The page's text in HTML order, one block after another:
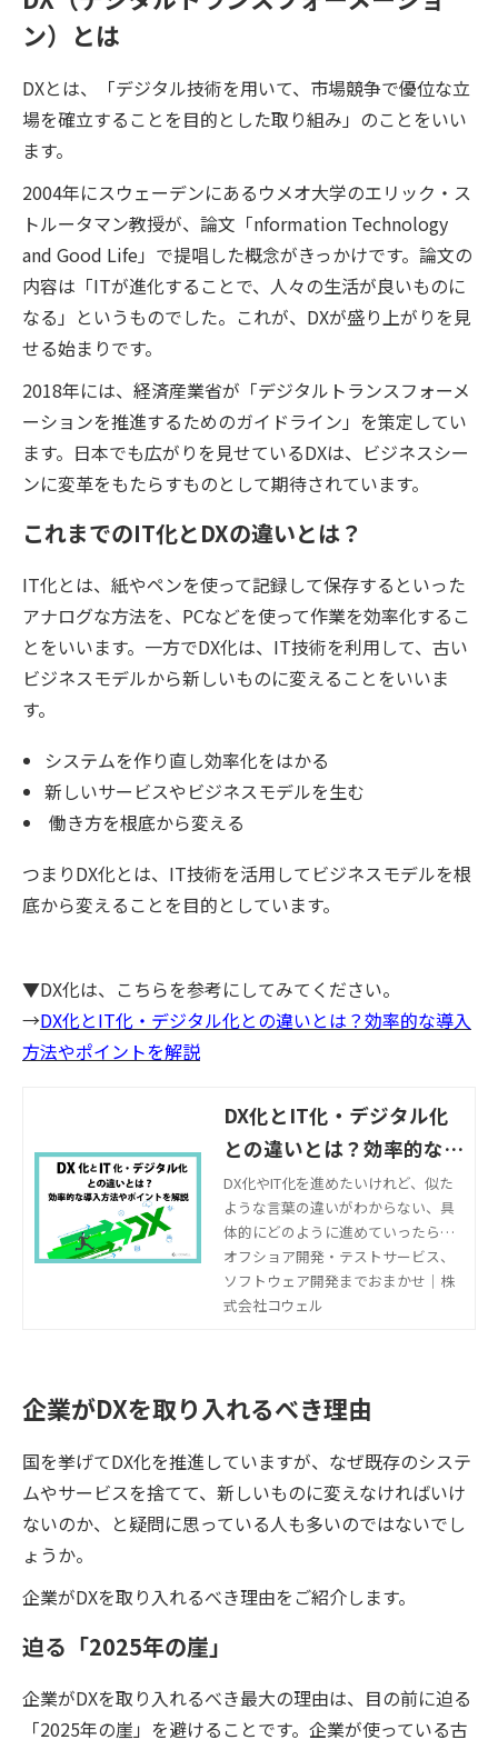
ン）とは
DXとは、「デジタル技術を用いて、市場競争で優位な立
場を確立することを目的とした取り組み」のことをいい
ます。
2004年にスウェーデンにあるウメオ大学のエリック・ス
トルータマン教授が、論文「nformation Technology
and Good Life」で提唱した概念がきっかけです。論文の
内容は「ITが進化することで、人々の生活が良いものに
なる」というものでした。これが、DXが盛り上がりを見
せる始まりです。
2018年には、経済産業省が「デジタルトランスフォーメ
ーションを推進するためのガイドライン」を策定してい
ます。日本でも広がりを見せているDXは、ビジネスシー
ンに変革をもたらすものとして期待されています。
これまでのIT化とDXの違いとは？
IT化とは、紙やペンを使って記録して保存するといった
アナログな方法を、PCなどを使って作業を効率化するこ
とをいいます。一方でDX化は、IT技術を利用して、古い
ビジネスモデルから新しいものに変えることをいいま
す。
システムを作り直し効率化をはかる
新しいサービスやビジネスモデルを生む
働き方を根底から変える
つまりDX化とは、IT技術を活用してビジネスモデルを根
底から変えることを目的としています。
▼DX化は、こちらを参考にしてみてください。
→DX化とIT化・デジタル化との違いとは？効率的な導入
方法やポイントを解説
DX化とIT化・デジタル化
との違いとは？効率的な導
入方法やポイントを解説
DX化やIT化を進めたいけれど、似た
ような言葉の違いがわからない、具
体的にどのように進めていったらよ
いかわからないという方は多いでし
ょう。そこで、DX化やIT化の意味や
違いはもちろん、具体的な進め方に
オフショア開発・テストサービス、
ソフトウェア開発までおまかせ｜株
式会社コウェル
企業がDXを取り入れるべき理由
国を挙げてDX化を推進していますが、なぜ既存のシステ
ムやサービスを捨てて、新しいものに変えなければいけ
ないのか、と疑問に思っている人も多いのではないでし
ょうか。
企業がDXを取り入れるべき理由をご紹介します。
迫る「2025年の崖」
企業がDXを取り入れるべき最大の理由は、目の前に迫る
「2025年の崖」を避けることです。企業が使っている古